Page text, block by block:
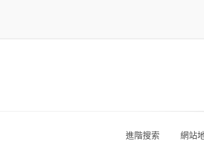
進階搜索 網站